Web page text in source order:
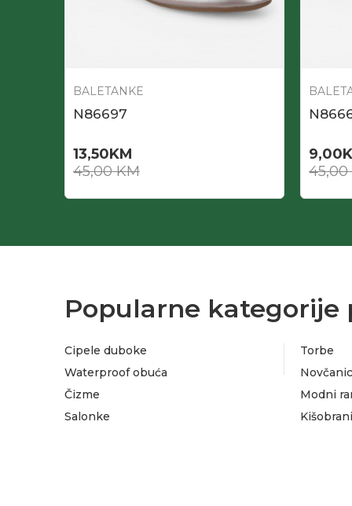
BALETANKE
N86697
13,50KM
45,00KM
9,00
45,00
Popularne kategorije
Cipele duboke
Waterproof obuća
Čizme
Salonke
Torbe
Modni
Kišobrani